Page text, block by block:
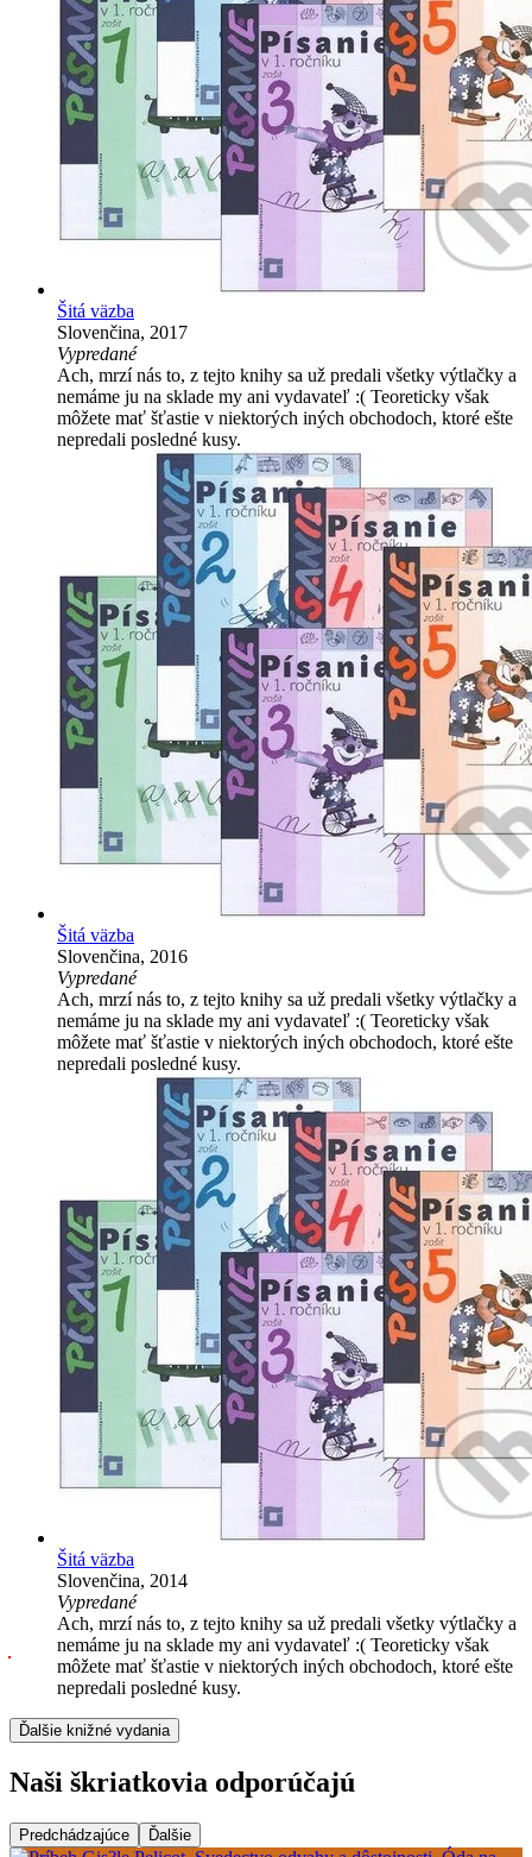
Šitá väzba
Slovenčina, 2017
Vypredané
Ach, mrzí nás to, z tejto knihy sa už predali všetky výtlačky a
nemáme ju na sklade my ani vydavateľ :( Teoreticky však
môžete mať šťastie v niektorých iných obchodoch, ktoré ešte
nepredali posledné kusy.
Šitá väzba
Slovenčina, 2016
Vypredané
Ach, mrzí nás to, z tejto knihy sa už predali všetky výtlačky a
nemáme ju na sklade my ani vydavateľ :( Teoreticky však
môžete mať šťastie v niektorých iných obchodoch, ktoré ešte
nepredali posledné kusy.
Šitá väzba
Slovenčina, 2014
Vypredané
Ach, mrzí nás to, z tejto knihy sa už predali všetky výtlačky a
nemáme ju na sklade my ani vydavateľ :( Teoreticky však
môžete mať šťastie v niektorých iných obchodoch, ktoré ešte
nepredali posledné kusy.
Ďalšie knižné vydania
Naši škriatkovia odporúčajú
Predchádzajúce Ďalšie